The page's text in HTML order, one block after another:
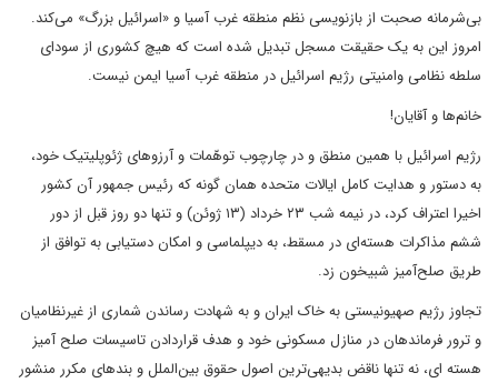
بی‌شرمانه صحبت از بازنویسی نظم منطقه غرب آسیا و «اسرائیل بزرگ» می‌کند.
امروز این به یک حقیقت مسجل تبدیل شده است که هیچ کشوری از سودای
سلطه نظامی وامنیتی رژیم اسرائیل در منطقه غرب آسیا ایمن نیست.
خانم‌ها و آقایان!
رژیم اسرائیل با همین منطق و در چارچوب توهّمات و آرزوهای ژئوپلیتیک خود،
به دستور و هدایت کامل ایالات متحده همان گونه که رئیس جمهور آن کشور
اخیرا اعتراف کرد، در نیمه شب ۲۳ خرداد (۱۳ ژوئن) و تنها دو روز قبل از دور
ششم مذاکرات هسته‌ای در مسقط، به دیپلماسی و امکان دستیابی به توافق از
طریق صلح‌آمیز شبیخون زد.
تجاوز رژیم صهیونیستی به خاک ایران و به شهادت رساندن شماری از غیرنظامیان
و ترور فرماندهان در منازل مسکونی خود و هدف قراردادن تاسیسات صلح آمیز
هسته ای، نه تنها ناقض بدیهی‌ترین اصول حقوق بین‌الملل و بندهای مکرر منشور